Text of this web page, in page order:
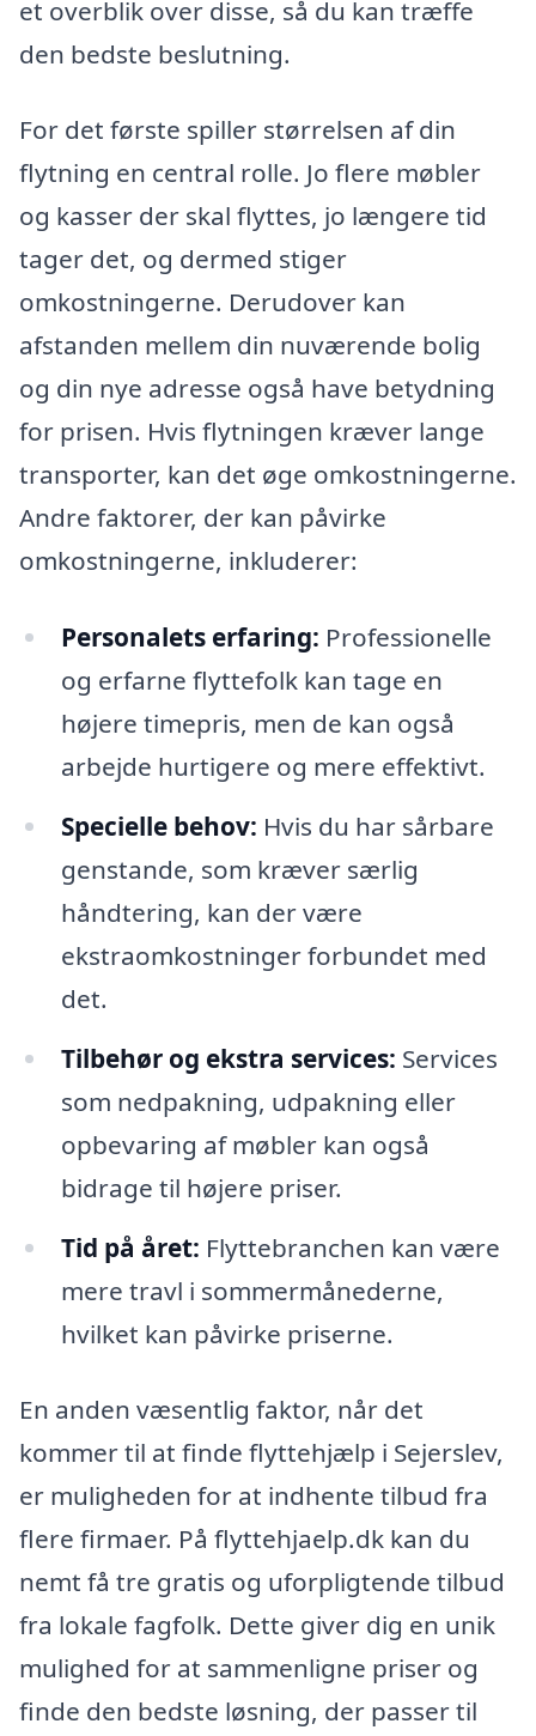
et overblik over disse, så du kan træffe
den bedste beslutning.
For det første spiller størrelsen af din
flytning en central rolle. Jo flere møbler
og kasser der skal flyttes, jo længere tid
tager det, og dermed stiger
omkostningerne. Derudover kan
afstanden mellem din nuværende bolig
og din nye adresse også have betydning
for prisen. Hvis flytningen kræver lange
transporter, kan det øge omkostningerne.
Andre faktorer, der kan påvirke
omkostningerne, inkluderer:
Personalets erfaring: Professionelle
og erfarne flyttefolk kan tage en
højere timepris, men de kan også
arbejde hurtigere og mere effektivt.
Specielle behov: Hvis du har sårbare
genstande, som kræver særlig
håndtering, kan der være
ekstraomkostninger forbundet med
det.
Tilbehør og ekstra services: Services
som nedpakning, udpakning eller
opbevaring af møbler kan også
bidrage til højere priser.
Tid på året: Flyttebranchen kan være
mere travl i sommermånederne,
hvilket kan påvirke priserne.
En anden væsentlig faktor, når det
kommer til at finde flyttehjælp i Sejerslev,
er muligheden for at indhente tilbud fra
flere firmaer. På flyttehjaelp.dk kan du
nemt få tre gratis og uforpligtende tilbud
fra lokale fagfolk. Dette giver dig en unik
mulighed for at sammenligne priser og
finde den bedste løsning, der passer til